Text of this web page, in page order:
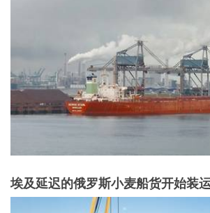
埃及延迟的俄罗斯小麦船货开始装